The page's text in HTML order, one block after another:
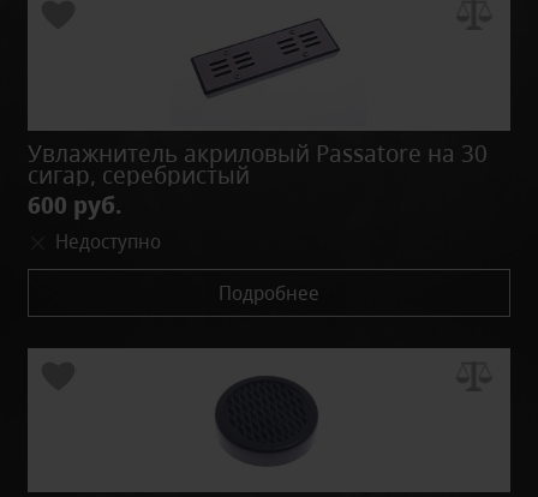
Увлажнитель акриловый Passatore на 30
сигар, серебристый
600 руб.
Недоступно
Подробнее